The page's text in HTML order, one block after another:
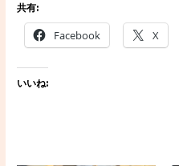
共有:
Facebook X
いいね: